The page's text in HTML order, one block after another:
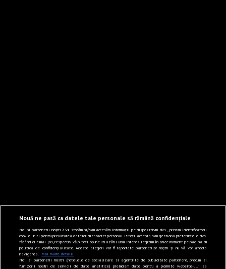
Nouă ne pasă ca datele tale personale să rămână confidențiale
Noi și partenerii noștri731 stocăm și/sau accesăm informații pe dispozitivul dvs., precum identificatorii
cookie unici pentru prelucrarea datelor cu caracter personal. Puteți accepta sau gestiona preferințele dvs.
făcând clic mai jos, respectiv vă puteți opune utilizării unui interes legitim în orice moment pe pagina cu
politica de confidențialitate. Aceste alegeri vor fi raportate partenerilor noștri și nu vă vor afecta
navigarea. Mai multe detalii
Noi si partenerii nostri (retelele de socializare si agentiile de publicitate partenere, precum si
furnizorii nostri de servicii de date analitice) prelucram date pentru a permite website-ului sa